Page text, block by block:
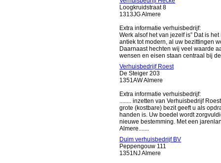
Loogkruidstraat 8
1313JG Almere
Extra informatie verhuisbedrijf:
Werk alsof het van jezelf is” Dat is
antiek tot modern, al uw bezittingen
Daarnaast hechten wij veel waarde
wensen en eisen staan centraal bij
Verhuisbedrijf Roest
De Steiger 203
1351AW Almere
Extra informatie verhuisbedrijf:
........ inzetten van Verhuisbedrijf
grote (kostbare) bezit geeft u als
handen is. Uw boedel wordt
nieuwe bestemming. Met een
Almere.......
Duim verhuisbedrijf BV
Peppengouw 111
1351NJ Almere